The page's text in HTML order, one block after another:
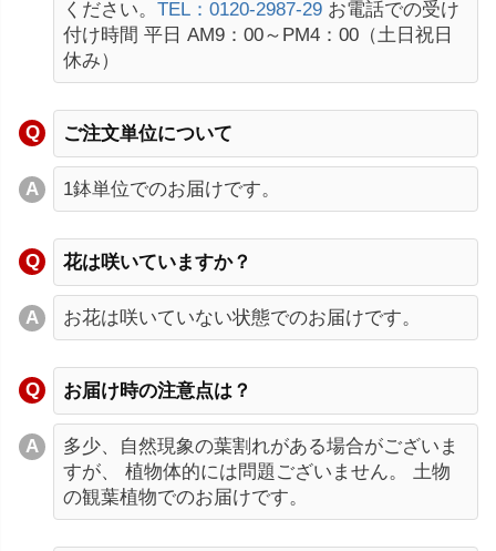
ください。 TEL：0120-2987-29 お電話での受け
付け時間 平日 AM9：00～PM4：00（土日祝日
休み）
ご注文単位について
1鉢単位でのお届けです。
花は咲いていますか？
お花は咲いていない状態でのお届けです。
お届け時の注意点は？
多少、自然現象の葉割れがある場合がございま
すが、 植物体的には問題ございません。 土物
の観葉植物でのお届けです。